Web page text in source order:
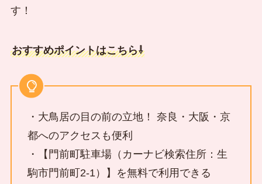
す！
おすすめポイントはこちら⇩
・大鳥居の目の前の立地！ 奈良・大阪・京
都へのアクセスも便利
・【門前町駐車場（カーナビ検索住所：生
駒市門前町2-1）】を無料で利用できる